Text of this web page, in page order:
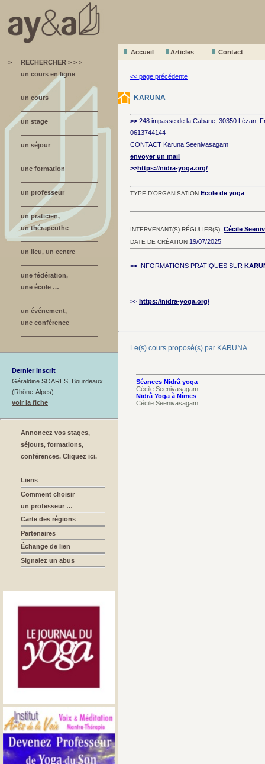
Accueil Articles
Contact
>
RECHERCHER > > >
un cours en ligne
un cours
un stage
un séjour
une formation
un professeur
un praticien,
un thérapeuthe
un lieu, un centre
une fédération,
une école …
un événement,
une conférence
Dernier inscrit
Géraldine SOARES, Bourdeaux
(Rhône-Alpes)
voir la fiche
Annoncez vos stages,
séjours, formations,
conférences. Cliquez ici.
Liens
Comment choisir
un professeur …
Carte des régions
Partenaires
Échange de lien
Signalez un abus
<< page précédente
KARUNA
>> 248 impasse de la Cabane, 30350 Lézan,
0613744144
CONTACT Karuna Seenivasagam
envoyer un mail
>>https://nidra-yoga.org/
TYPE D'ORGANISATION Ecole de yoga
INTERVENANT(S) RÉGULIER(S) Cécile
DATE DE CRÉATION 19/07/2025
>> INFORMATIONS PRATIQUES SUR
>> https://nidra-yoga.org/
Le(s) cours proposé(s) par KARUNA
Séances Nidrâ yoga
Cécile Seenivasagam
Nidrâ Yoga à Nîmes
Cécile Seenivasagam